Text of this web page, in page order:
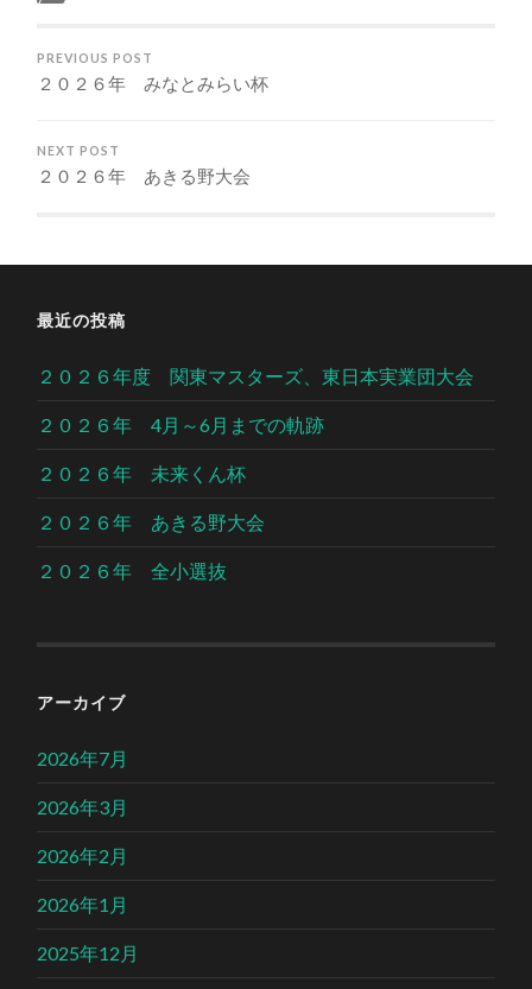
PREVIOUS POST
２０２６年 みなとみらい杯
NEXT POST
２０２６年 あきる野大会
最近の投稿
２０２６年度 関東マスターズ、東日本実業団大会
２０２６年 4月～6月までの軌跡
２０２６年 未来くん杯
２０２６年 あきる野大会
２０２６年 全小選抜
アーカイブ
2026年7月
2026年3月
2026年2月
2026年1月
2025年12月